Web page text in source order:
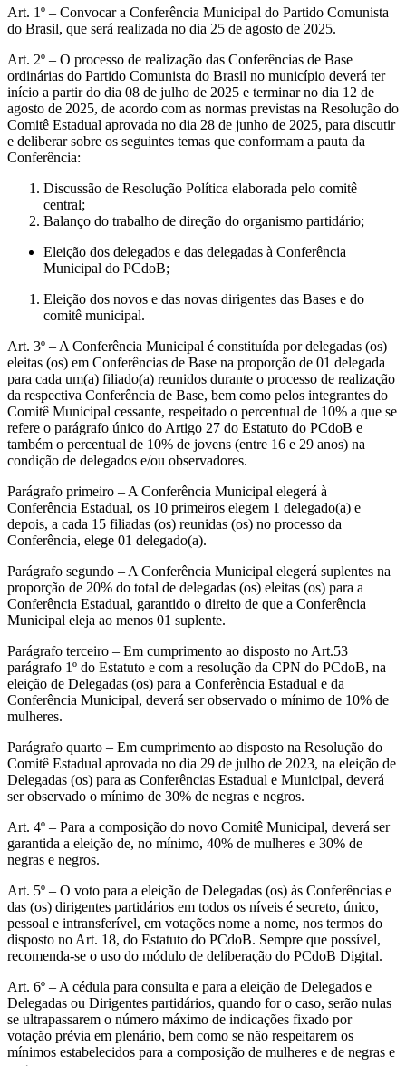
Art. 1º – Convocar a Conferência Municipal do Partido Comunista
do Brasil, que será realizada no dia 25 de agosto de 2025.
Art. 2º – O processo de realização das Conferências de Base
ordinárias do Partido Comunista do Brasil no município deverá ter
início a partir do dia 08 de julho de 2025 e terminar no dia 12 de
agosto de 2025, de acordo com as normas previstas na Resolução do
Comitê Estadual aprovada no dia 28 de junho de 2025, para discutir
e deliberar sobre os seguintes temas que conformam a pauta da
Conferência:
Discussão de Resolução Política elaborada pelo comitê
central;
Balanço do trabalho de direção do organismo partidário;
Eleição dos delegados e das delegadas à Conferência
Municipal do PCdoB;
Eleição dos novos e das novas dirigentes das Bases e do
comitê municipal.
Art. 3º – A Conferência Municipal é constituída por delegadas (os)
eleitas (os) em Conferências de Base na proporção de 01 delegada
para cada um(a) filiado(a) reunidos durante o processo de realização
da respectiva Conferência de Base, bem como pelos integrantes do
Comitê Municipal cessante, respeitado o percentual de 10% a que se
refere o parágrafo único do Artigo 27 do Estatuto do PCdoB e
também o percentual de 10% de jovens (entre 16 e 29 anos) na
condição de delegados e/ou observadores.
Parágrafo primeiro – A Conferência Municipal elegerá à
Conferência Estadual, os 10 primeiros elegem 1 delegado(a) e
depois, a cada 15 filiadas (os) reunidas (os) no processo da
Conferência, elege 01 delegado(a).
Parágrafo segundo – A Conferência Municipal elegerá suplentes na
proporção de 20% do total de delegadas (os) eleitas (os) para a
Conferência Estadual, garantido o direito de que a Conferência
Municipal eleja ao menos 01 suplente.
Parágrafo terceiro – Em cumprimento ao disposto no Art.53
parágrafo 1º do Estatuto e com a resolução da CPN do PCdoB, na
eleição de Delegadas (os) para a Conferência Estadual e da
Conferência Municipal, deverá ser observado o mínimo de 10% de
mulheres.
Parágrafo quarto – Em cumprimento ao disposto na Resolução do
Comitê Estadual aprovada no dia 29 de julho de 2023, na eleição de
Delegadas (os) para as Conferências Estadual e Municipal, deverá
ser observado o mínimo de 30% de negras e negros.
Art. 4º – Para a composição do novo Comitê Municipal, deverá ser
garantida a eleição de, no mínimo, 40% de mulheres e 30% de
negras e negros.
Art. 5º – O voto para a eleição de Delegadas (os) às Conferências e
das (os) dirigentes partidários em todos os níveis é secreto, único,
pessoal e intransferível, em votações nome a nome, nos termos do
disposto no Art. 18, do Estatuto do PCdoB. Sempre que possível,
recomenda-se o uso do módulo de deliberação do PCdoB Digital.
Art. 6º – A cédula para consulta e para a eleição de Delegados e
Delegadas ou Dirigentes partidários, quando for o caso, serão nulas
se ultrapassarem o número máximo de indicações fixado por
votação prévia em plenário, bem como se não respeitarem os
mínimos estabelecidos para a composição de mulheres e de negras e